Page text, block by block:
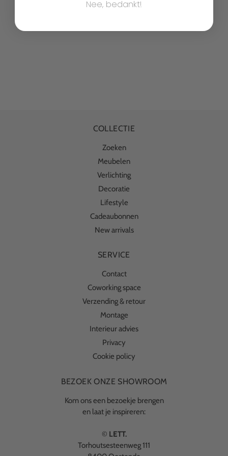
COLLECTIE
Zoeken
Meubelen
Verlichting
Decoratie
Lifestyle
Cadeaubonnen
New arrivals
SERVICE
Contact
Coworking space
Verzending & retour
Montage
Interieur advies
Privacy
Cookie policy
BEZOEK ONZE SHOWROOM
Kom ons een bezoekje brengen
en laat je inspireren:
© LETT.
Torhoutsesteenweg 111
Nee, bedankt!